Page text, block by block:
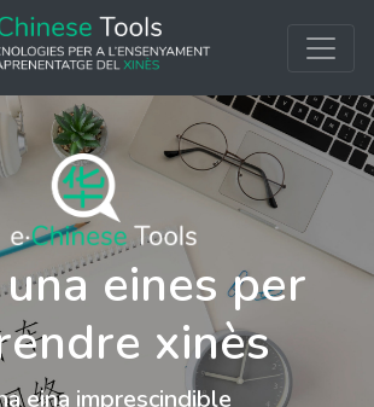
eines per
xinès
eina imprescindible